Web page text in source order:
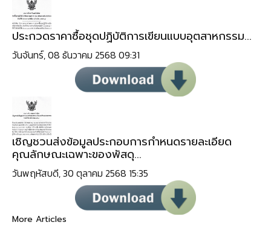
ประกวดราคาซื้อชุดปฏิบัติการเขียนแบบอุตสาหกรรม...
วันจันทร์, 08 ธันวาคม 2568 09:31
เชิญชวนส่งข้อมูลประกอบการกำหนดรายละเอียด
คุณลักษณะเฉพาะของพัสดุ...
วันพฤหัสบดี, 30 ตุลาคม 2568 15:35
More Articles